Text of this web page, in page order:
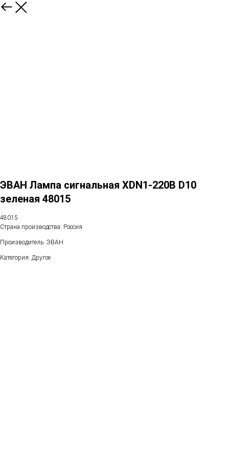
ЭВАН Лампа сигнальная XDN1-220В D10
зеленая 48015
48015
Страна производства: Россия
Производитель: ЭВАН
Категория: Другое